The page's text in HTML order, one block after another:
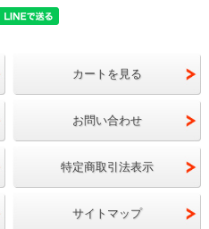
れることが何よりです
カートを見る
お問い合わせ
特定商取引法表示
サイトマップ